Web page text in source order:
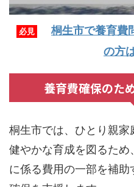
必見
桐生市で養育費
の方
養育費確保のた
桐生市では、ひとり親
健やかな育成を図るた
に係る費用の一部を補